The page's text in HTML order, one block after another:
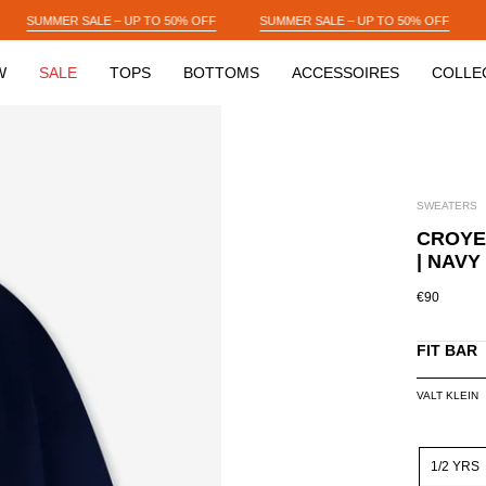
OFF SUMMER SALE – UP TO 50% OFF SUMMER SALE – UP TO
SALE TOPS BOTTOMS ACCESSOIRES
SWEATERS
| NAVY
€90
FIT BAR
VALT KLEIN
SIZE
1/2 YRS